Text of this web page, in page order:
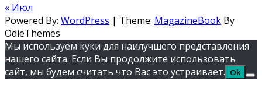
« Июл
Powered By: WordPress | Theme: MagazineBook By
OdieThemes
Мы используем куки для наилучшего представления
нашего сайта. Если Вы продолжите использовать
сайт, мы будем считать что Вас это устраивает. Ok